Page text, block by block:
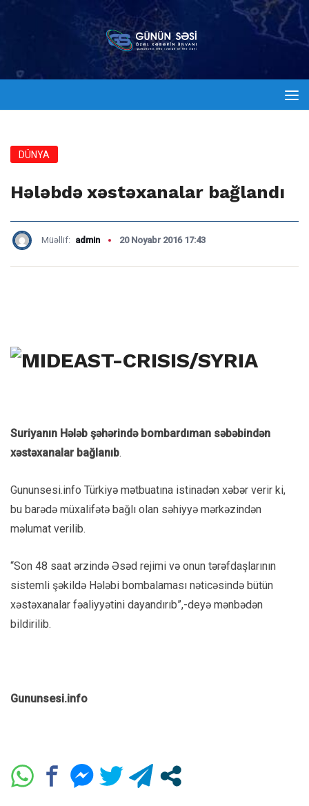
DÜNYA
Hələbdə xəstəxanalar bağlandı
Müəllif: admin 20 Noyabr 2016 17:43
Suriyanın Hələb şəhərində bombardıman səbəbindən
xəstəxanalar bağlanıb.
Gununsesi.info Türkiyə mətbuatına istinadən xəbər verir ki,
bu barədə müxalifətə bağlı olan səhiyyə mərkəzindən
məlumat verilib.
“Son 48 saat ərzində Əsəd rejimi və onun tərəfdaşlarının
sistemli şəkildə Hələbi bombalaması nəticəsində bütün
xəstəxanalar fəaliyyətini dayandırıb”,-deyə mənbədən
bildirilib.
Gununsesi.info